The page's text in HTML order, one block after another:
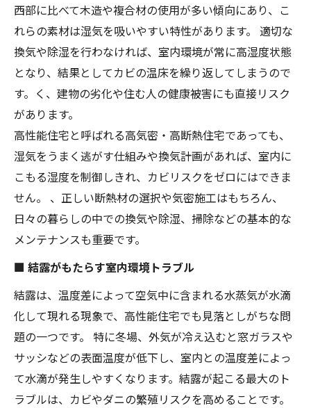
西部に比べて木造や複合材の使用が多い傾向にあり、こ
れらの素材は湿気を吸いやすい特性があります。 適切な
換気や除湿を行わなければ、室内環境が常に高湿度状態
となり、結果としてカビの温床を繰り返してしまうので
す。く、建物の劣化や住む人の健康被害にも直接リスク
があります。
高性能住宅と呼ばれる高気密・高断熱住宅であっても、
湿気をうまく逃がす仕組みや換気計画があれば、室内に
こもる湿度を制御しきれ、カビリスクをゼロにはできま
せん。 、正しい断熱材の選択や気密施工はもちろん、
日々の暮らしの中での換気や除湿、掃除などの基本的な
メンテナンスも重要です。
■ 結露がもたらす室内環境トラブル
結露は、温度差によって空気中に含まれる水蒸気が水滴
化して現れる現象で、高性能住宅でも見落としがちな問
題の一つです。 特に冬場、外気が冷え込むと窓ガラスや
サッシなどの表面温度が低下し、室内との温度差によっ
て水滴が発生しやすくなります。結露が起こる最大のト
ラブルは、カビやダニの繁殖リスクを高めることです。